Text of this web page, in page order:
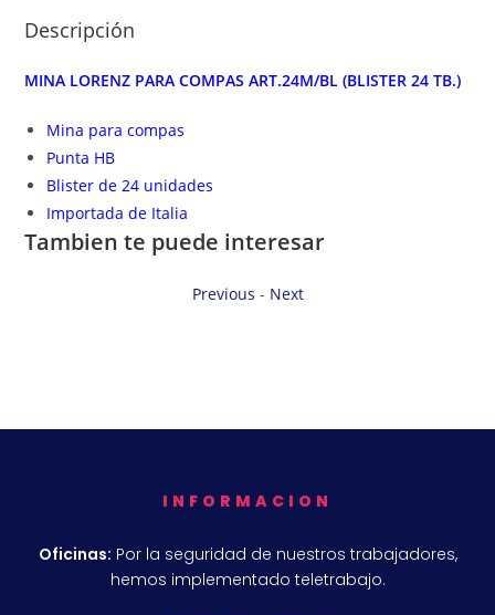
Descripción
MINA LORENZ PARA COMPAS ART.24M/BL (BLISTER 24 TB.)
Mina para compas
Punta HB
Blister de 24 unidades
Importada de Italia
Tambien te puede interesar
Previous - Next
INFORMACION
Oficinas: Por la seguridad de nuestros trabajadores,
hemos implementado teletrabajo.